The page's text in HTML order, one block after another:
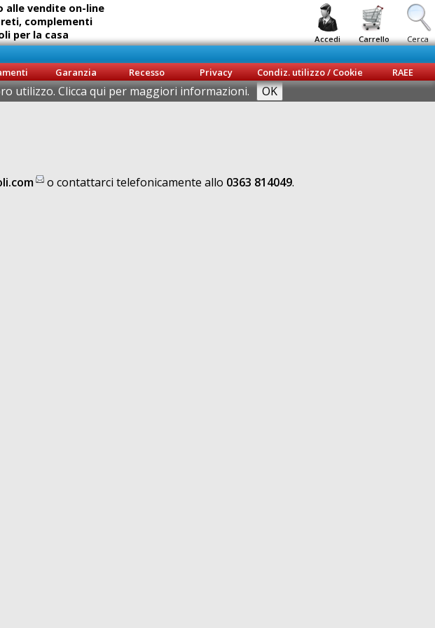
alle vendite on-line
complementi
per la casa
ritiro di
(Bg)
Accedi Carrello Cerca
Garanzia Recesso Privacy Condiz. utilizzo / Cookie RAEE
utilizzo. Clicca qui per maggiori informazioni.
o contattarci telefonicamente allo 0363 814049.